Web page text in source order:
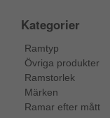
Kategorier
Ramtyp
Övriga produkter
Ramstorlek
Märken
Ramar efter mått